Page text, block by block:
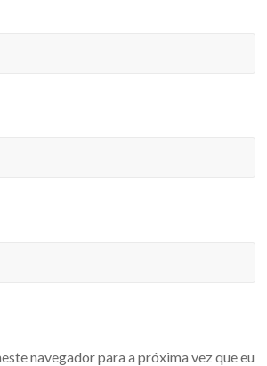
navegador para a próxima vez que eu